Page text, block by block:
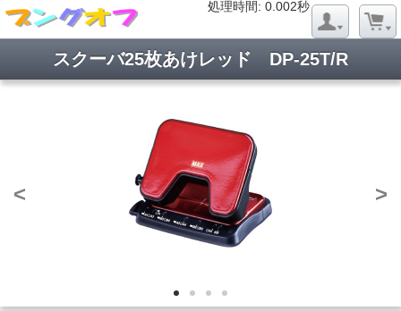
処理時間: 0.002秒
スクーバ25枚あけレッド DP-25T/R
< >
処理時間: 0.019秒